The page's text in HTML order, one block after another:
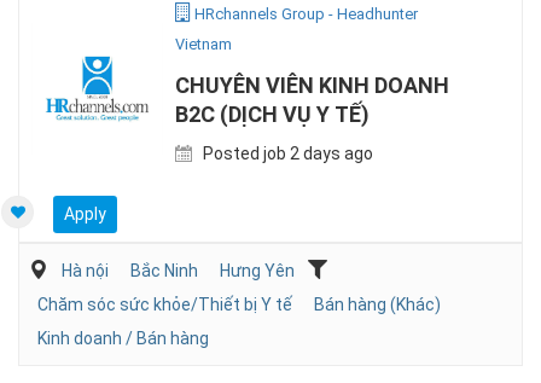
HRchannels Group - Headhunter
Vietnam
CHUYÊN VIÊN KINH DOANH
B2C (DỊCH VỤ Y TẾ)
Posted job 2 days ago
Apply
Hà nội Bắc Ninh
Hưng Yên
Chăm sóc sức khỏe/Thiết bị Y tế
Bán hàng (Khác)
Kinh doanh / Bán hàng